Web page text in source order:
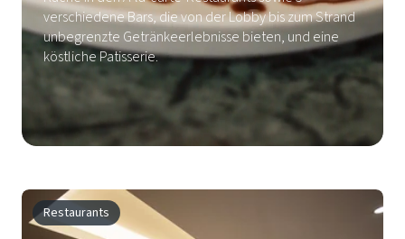
verschiedene Bars, die von der Lobby bis zum Strand
unbegrenzte Getränkeerlebnisse bieten, und eine
köstliche Patisserie.
Restaurants